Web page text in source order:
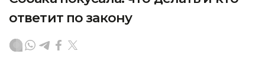
ответит по закону